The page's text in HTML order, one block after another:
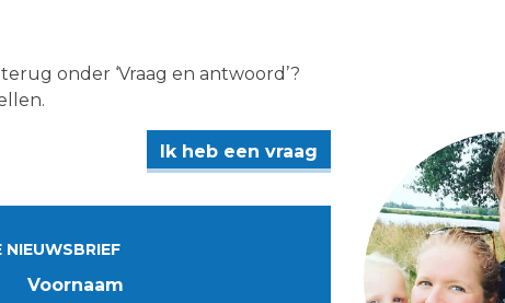
onder ‘Vraag en antwoord’?
Ik heb een vraag
Voornaam